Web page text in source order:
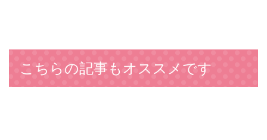
こちらの記事もオススメです